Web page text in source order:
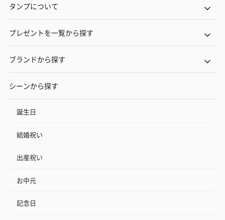
タンプについて
プレゼントを一覧から探す
ブランドから探す
シーンから探す
誕生日
結婚祝い
出産祝い
お中元
記念日